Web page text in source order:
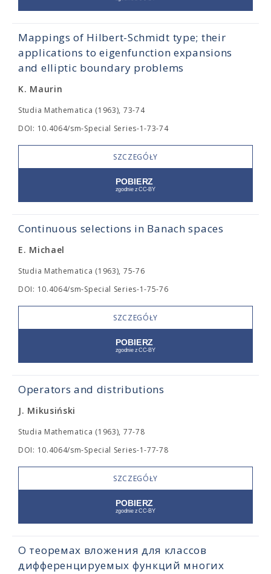
Mappings of Hilbert-Schmidt type; their
applications to eigenfunction expansions
and elliptic boundary problems
K. Maurin
Studia Mathematica (1963), 73-74
DOI: 10.4064/sm-Special Series-1-73-74
SZCZEGÓŁY
Continuous selections in Banach spaces
E. Michael
Studia Mathematica (1963), 75-76
DOI: 10.4064/sm-Special Series-1-75-76
SZCZEGÓŁY
Operators and distributions
J. Mikusiński
Studia Mathematica (1963), 77-78
DOI: 10.4064/sm-Special Series-1-77-78
SZCZEGÓŁY
О теоремах вложения для классов
дифференцируемых функций многих